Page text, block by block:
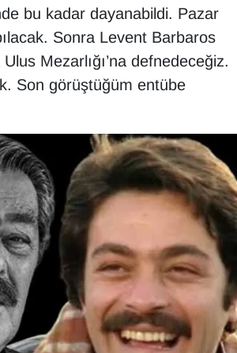
bu kadar dayanabildi. Pazar
Sonra Levent Barbaros
Mezarlığı’na defnedeceğiz.
Son görüştüğüm entübe